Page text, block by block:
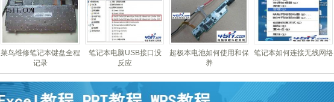
菜鸟维修笔记本键盘全程
记录
笔记本电脑USB接口没
反应
超极本电池如何使用和保
养
笔记本如何连接无线网络